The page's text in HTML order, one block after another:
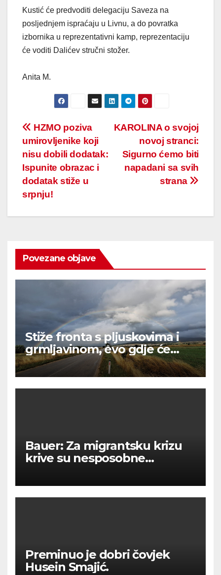
Kustić će predvoditi delegaciju Saveza na
posljednjem ispraćaju u Livnu, a do povratka
izbornika u reprezentativni kamp, reprezentaciju
će voditi Dalićev stručni stožer.
Anita M.
Post
navigation
KAROLINA o svojoj
novoj stranci:
Sigurno ćemo biti
napadani sa svih
strana
HZMO poziva
umirovljenike koji
nisu dobili dodatak:
Ispunite obrazac i
dodatak stiže u
srpnju!
Povezane objave
Stiže fronta s pljuskovima i
grmljavinom, evo gdje će
najviše osvježiti
Bauer: Za migrantsku krizu
krive su nesposobne
Preminuo je dobri čovjek
Husein Smajić.